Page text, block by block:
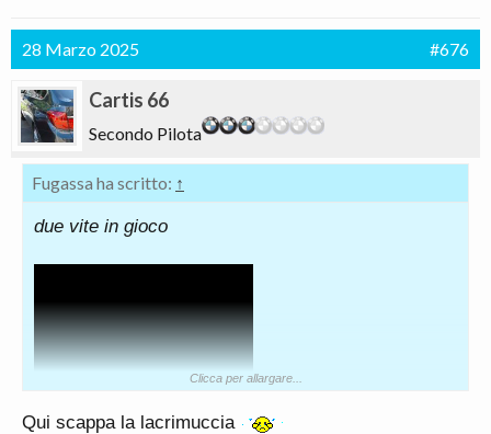
28 Marzo 2025 #676
Cartis 66
Secondo Pilota
Fugassa ha scritto: ↑
due vite in gioco
Clicca per allargare...
Qui scappa la lacrimuccia